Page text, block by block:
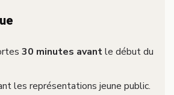
30 minutes avantle début du
les représentations jeune public.